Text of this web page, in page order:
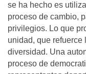
se ha hecho es
proceso de cambio,
privilegios. Lo que
unidad, que refuerce
diversidad. Una
proceso de